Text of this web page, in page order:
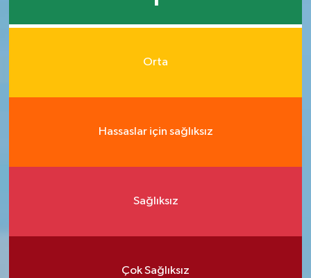
Orta
Hassaslar için sağlıksız
Sağlıksız
Çok Sağlıksız